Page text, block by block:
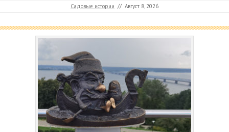
Садовые истории // Август 8, 2026